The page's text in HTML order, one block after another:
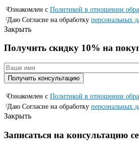
Ознакомлен с Политикой в отношении
Даю Согласие на обработку персональных
Закрыть
Получить скидку 10% на
Ознакомлен с Политикой в отношении
Даю Согласие на обработку персональных
Закрыть
Записаться на консyльтацию